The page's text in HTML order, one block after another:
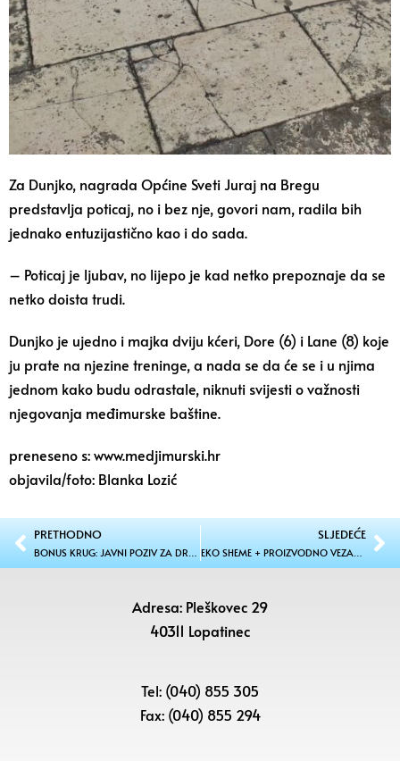
Za Dunjko, nagrada Općine Sveti Juraj na Bregu
predstavlja poticaj, no i bez nje, govori nam, radila bih
jednako entuzijastično kao i do sada.
– Poticaj je ljubav, no lijepo je kad netko prepoznaje da se
netko doista trudi.
Dunjko je ujedno i majka dviju kćeri, Dore (6) i Lane (8) koje
ju prate na njezine treninge, a nada se da će se i u njima
jednom kako budu odrastale, niknuti svijesti o važnosti
njegovanja međimurske baštine.
preneseno s: www.medjimurski.hr
objavila/foto: Blanka Lozić
PRETHODNO SLJEDEĆE
Adresa: Pleškovec 29
40311 Lopatinec
Tel: (040) 855 305
Fax: (040) 855 294